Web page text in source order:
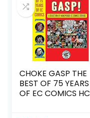
CHOKE GASP THE
BEST OF 75 YEARS
OF EC COMICS HC